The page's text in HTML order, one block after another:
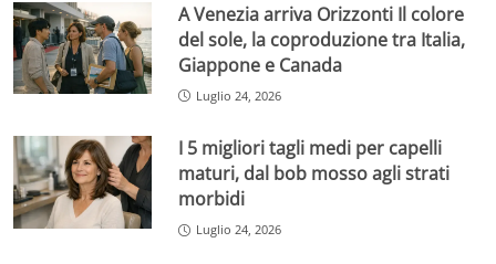
A Venezia arriva Orizzonti Il colore
del sole, la coproduzione tra Italia,
Giappone e Canada
Luglio 24, 2026
I 5 migliori tagli medi per capelli
maturi, dal bob mosso agli strati
morbidi
Luglio 24, 2026